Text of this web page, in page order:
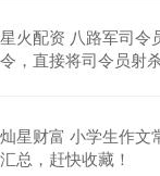
星火配资 八路军司令
令，直接将司令员射
灿星财富 小学生作文
汇总，赶快收藏！